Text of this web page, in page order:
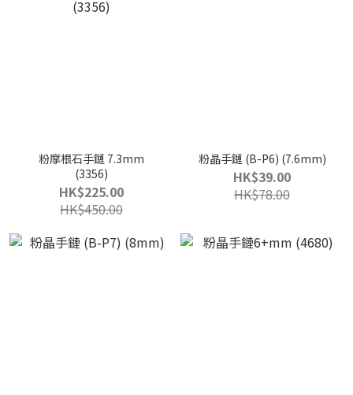
粉摩根石手鏈 7.3mm
(3356)
HK$225.00
HK$450.00
粉晶手鏈 (B-P6) (7.6mm)
HK$39.00
HK$78.00